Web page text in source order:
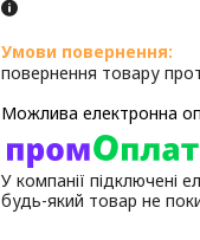
повернення товару
У компанії підключені
будь-який товар не